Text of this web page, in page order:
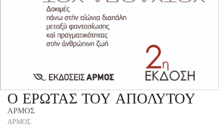
Ο ΕΡΩΤΑΣ ΤΟΥ ΑΠΟΛΥΤΟΥ
ΑΡΜΟΣ
ΑΡΜΟΣ